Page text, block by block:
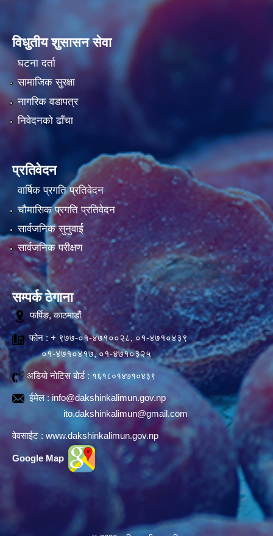
विधुतीय शुसासन सेवा
घटना दर्ता
सामाजिक सुरक्षा
नागरिक वडापत्र
निवेदनको ढाँचा
प्रतिवेदन
वार्षिक प्रगति प्रतिवेदन
चौमासिक प्रगति प्रतिवेदन
सार्वजनिक सुनुवाई
सार्वजनिक परीक्षण
सम्पर्क ठेगाना
फर्पिङ, काठमाडौं
फोन : + ९७७-०१-४७१००२८, ०१-४७१०४३९
०१-४७१०४१७, ०१-४७१०३२५
अडियो नोटिस बोर्ड : १६१८०१४७१०४३९
ईमेल :info@dakshinkalimun.gov.np
ito.dakshinkalimun@gmail.com
वेवसाईट : www.dakshinkalimun.gov.np
Google Map